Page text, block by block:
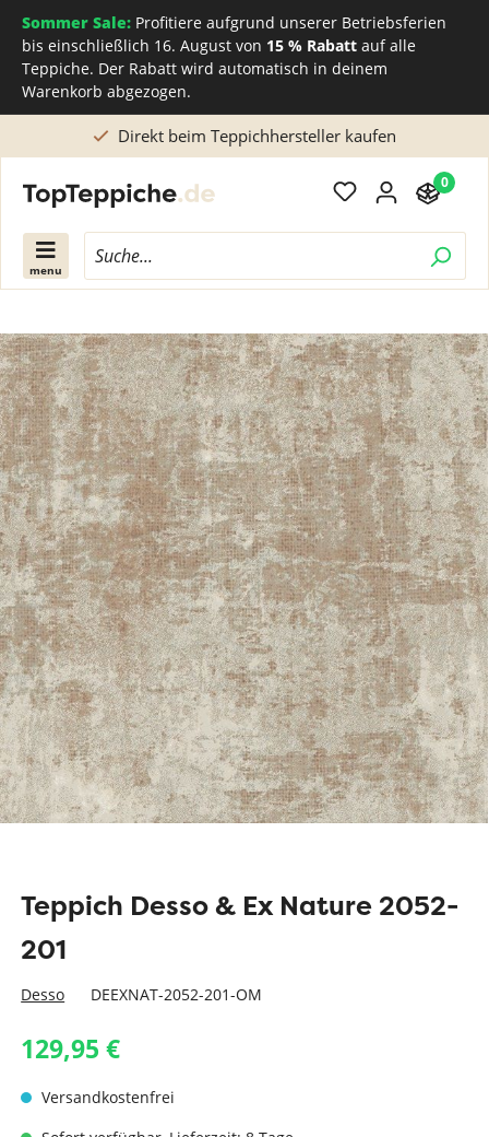
Sommer Sale: Profitiere aufgrund unserer Betriebsferien
bis einschließlich 16. August von 15 % Rabatt auf alle
Teppiche. Der Rabatt wird automatisch in deinem
Warenkorb abgezogen.
Direkt beim Teppichhersteller kaufen
menu
0
Teppich Desso & Ex Nature 2052-
201
Desso DEEXNAT-2052-201-OM
129,95 €
Versandkostenfrei